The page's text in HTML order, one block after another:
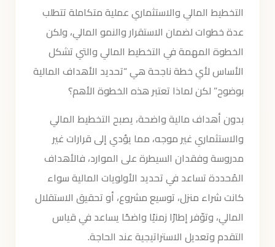
التخطيط المالي والاستثماري عملية متكاملة تتطلب
عدة خطوات لضمان الاستقرار والنمو المالي، ولكن
الخطوة المهمة في التخطيط المالي والتي تشكل
الأساس لأي خطة ناجحة هي “تحديد الأهداف المالية
بوضوح” لكن لماذا تعتبر هذه الخطوة الأهم؟
بدون أهداف مالية واضحة، يصبح التخطيط المالي
والاستثماري غير موجه، مما يؤدي إلى قرارات غير
مدروسة وفقدان السيطرة على الموارد، فالأهداف
المُحددة تساعد في تحديد الأولويات المالية سواء
كانت شراء منزل، توسيع مشروع، أو تحقيق الاستقلال
المالي، وتوّفر إطارًا زمنيًا واضحًا يساعد في قياس
التقدم وتعديل الاستراتيجية عند الحاجة.